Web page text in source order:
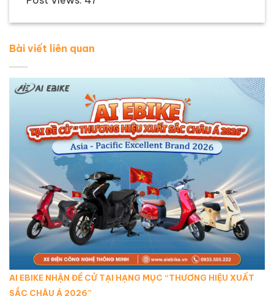
Bài viết liên quan
AI EBIKE NHẬN ĐỀ CỬ TẠI HẠNG MỤC “THƯƠNG HIỆU XUẤT
SẮC CHÂU Á 2026”